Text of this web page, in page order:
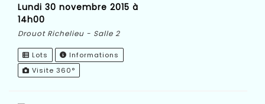
lundi 30 novembre 2015 à
14h00
Drouot Richelieu - Salle 2
Lots
Informations
Visite 360°